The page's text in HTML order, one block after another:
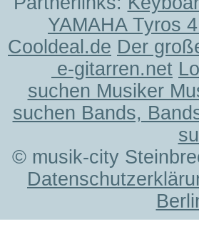
YAMAHA Tyros
Cooldeal.de Der
e-gitarren.net
suchen Musiker
suchen Bands,
© musik-city